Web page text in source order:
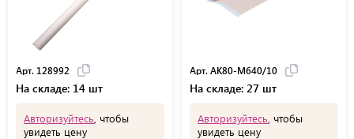
Арт. 128992
На складе: 14 шт
Авторизуйтесь , чтобы
увидеть цену
Арт. АК80-М640/10
На складе: 27 шт
Авторизуйтесь , чтобы
увидеть цену